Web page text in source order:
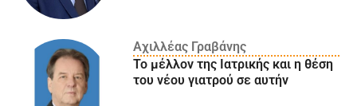
Αχιλλέας Γραβάνης
Το μέλλον της Ιατρικής και η θέση
του νέου γιατρού σε αυτήν